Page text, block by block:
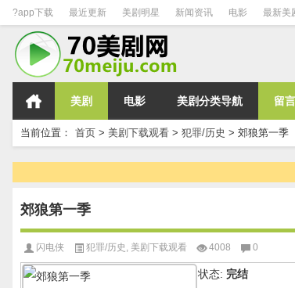
?app下载 最近更新 美剧明星 新闻资讯 电影 最新美
美剧 电影 美剧分类导航 留
当前位置： 首页 > 美剧下载观看 > 犯罪/历史 > 郊狼第一季
郊狼第一季
闪电侠 犯罪/历史 美剧下载观看 4008 0
状态: 完结